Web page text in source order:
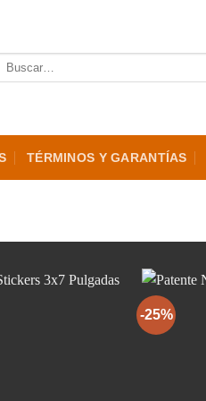
Buscar
TÉRMINOS Y GARANTÍAS
-25%